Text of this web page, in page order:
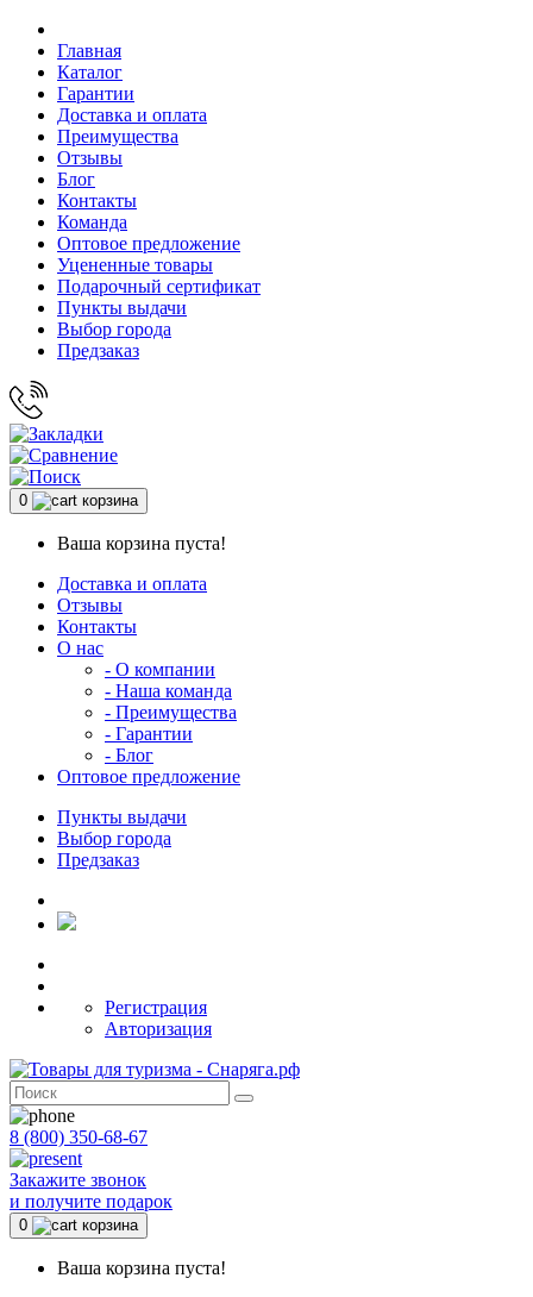
Главная
Каталог
Гарантии
Доставка и оплата
Преимущества
Отзывы
Блог
Контакты
Команда
Оптовое предложение
Уцененные товары
Подарочный сертификат
Пункты выдачи
Выбор города
Предзаказ
0 корзина
Ваша корзина пуста!
Доставка и оплата
Отзывы
Контакты
О нас
- О компании
- Наша команда
- Преимущества
- Гарантии
- Блог
Оптовое предложение
Пункты выдачи
Выбор города
Предзаказ
Регистрация
Авторизация
8 (800) 350-68-67
Закажите звонок
и получите подарок
0 корзина
Ваша корзина пуста!